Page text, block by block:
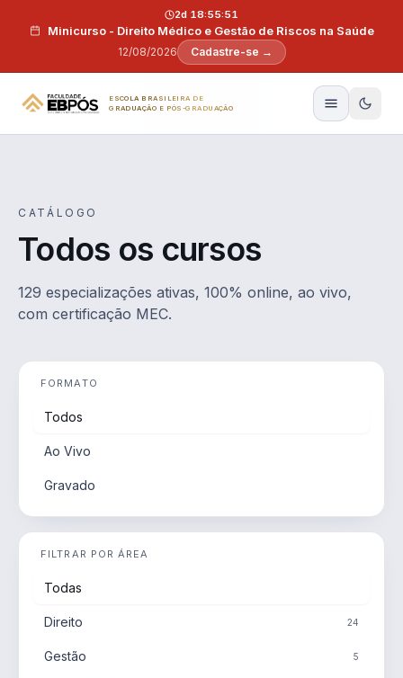
Minicurso - Direito Médico e Gestão de Riscos na Saúde
12/08/2026
2d 18:55:50
Cadastre-se →
ESCOLA BRASILEIRA DE
GRADUAÇÃO E PÓS-GRADUAÇÃO
CATÁLOGO
Todos os cursos
129 especializações ativas, 100% online, ao vivo,
com certificação MEC.
FORMATO
Todos
Ao Vivo
Gravado
FILTRAR POR ÁREA
Todas
Direito 24
Gestão 5